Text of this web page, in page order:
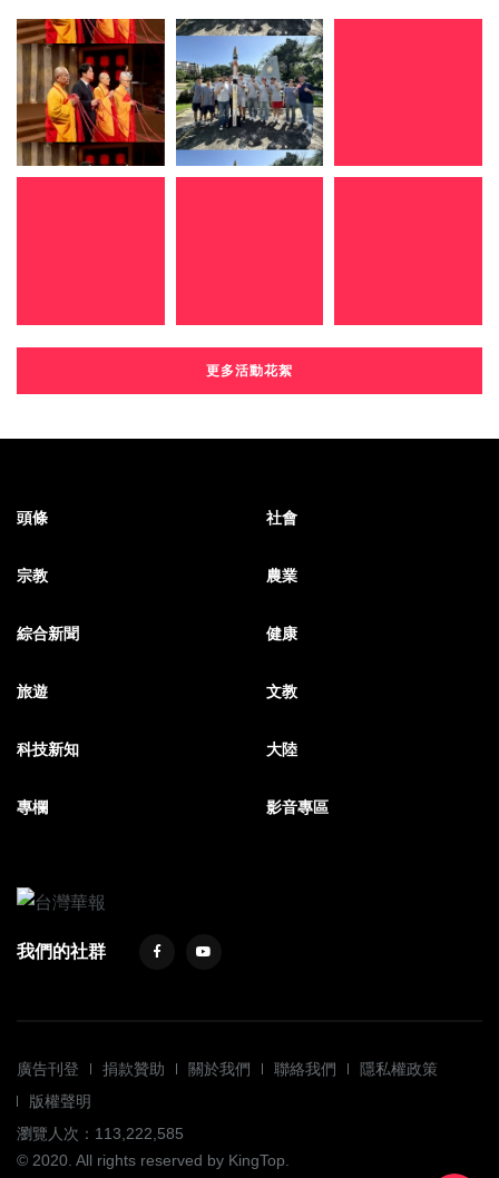
更多活動花絮
頭條 社會
宗教 農業
綜合新聞 健康
旅遊 文教
科技新知 大陸
專欄 影音專區
我們的社群
廣告刊登 捐款贊助 關於我們 聯絡我們
隱私權政策
版權聲明
瀏覽人次：113,222,585
© 2020. All rights reserved by KingTop.